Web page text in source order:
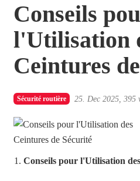
Conseils
l'Utilisation
Ceintures
Sécurité routière 25. Dec 2025 395
Conseils pour l'Utilisation